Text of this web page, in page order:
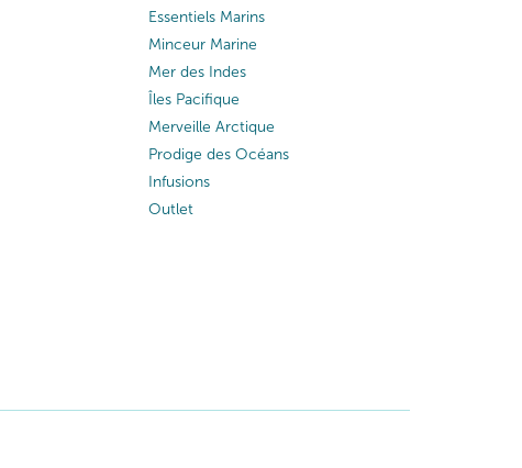
Essentiels Marins
Minceur Marine
Mer des Indes
Îles Pacifique
Merveille Arctique
Prodige des Océans
Infusions
Outlet